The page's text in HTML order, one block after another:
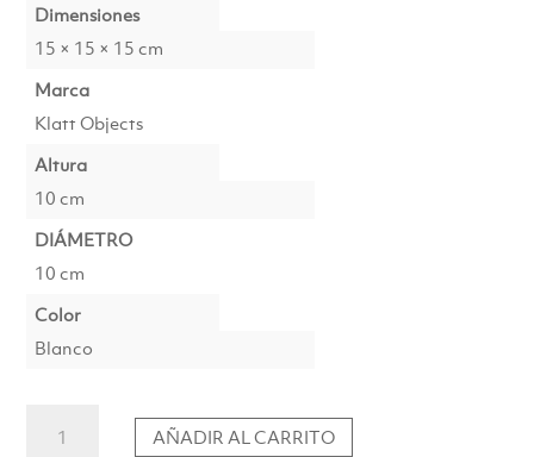
Dimensiones
15 × 15 × 15 cm
Marca
Klatt Objects
Altura
10 cm
DIÁMETRO
10 cm
Color
Blanco
Jarrón
AÑADIR AL CARRITO